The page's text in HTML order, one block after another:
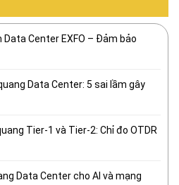
Data Center EXFO – Đảm bảo
Data Center: 5 sai lầm gây
Tier-1 và Tier-2: Chỉ đo OTDR
Data Center cho AI và mạng